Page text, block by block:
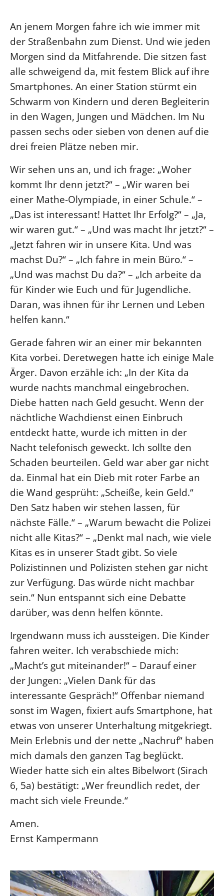
An jenem Morgen fahre ich wie immer mit
der Straßenbahn zum Dienst. Und wie jeden
Morgen sind da Mitfahrende. Die sitzen fast
alle schweigend da, mit festem Blick auf ihre
Smartphones. An einer Station stürmt ein
Schwarm von Kindern und deren Begleiterin
in den Wagen, Jungen und Mädchen. Im Nu
passen sechs oder sieben von denen auf die
drei freien Plätze neben mir.
Wir sehen uns an, und ich frage: „Woher
kommt Ihr denn jetzt?“ – „Wir waren bei
einer Mathe-Olympiade, in einer Schule.“ –
„Das ist interessant! Hattet Ihr Erfolg?“ – „Ja,
wir waren gut.“ – „Und was macht Ihr jetzt?“ –
„Jetzt fahren wir in unsere Kita. Und was
machst Du?“ – „Ich fahre in mein Büro.“ –
„Und was machst Du da?“ – „Ich arbeite da
für Kinder wie Euch und für Jugendliche.
Daran, was ihnen für ihr Lernen und Leben
helfen kann.“
Gerade fahren wir an einer mir bekannten
Kita vorbei. Deretwegen hatte ich einige Male
Ärger. Davon erzähle ich: „In der Kita da
wurde nachts manchmal eingebrochen.
Diebe hatten nach Geld gesucht. Wenn der
nächtliche Wachdienst einen Einbruch
entdeckt hatte, wurde ich mitten in der
Nacht telefonisch geweckt. Ich sollte den
Schaden beurteilen. Geld war aber gar nicht
da. Einmal hat ein Dieb mit roter Farbe an
die Wand gesprüht: „Scheiße, kein Geld.“
Den Satz haben wir stehen lassen, für
nächste Fälle.“ – „Warum bewacht die Polizei
nicht alle Kitas?“ – „Denkt mal nach, wie viele
Kitas es in unserer Stadt gibt. So viele
Polizistinnen und Polizisten stehen gar nicht
zur Verfügung. Das würde nicht machbar
sein.“ Nun entspannt sich eine Debatte
darüber, was denn helfen könnte.
Irgendwann muss ich aussteigen. Die Kinder
fahren weiter. Ich verabschiede mich:
„Macht’s gut miteinander!“ – Darauf einer
der Jungen: „Vielen Dank für das
interessante Gespräch!“ Offenbar niemand
sonst im Wagen, fixiert aufs Smartphone, hat
etwas von unserer Unterhaltung mitgekriegt.
Mein Erlebnis und der nette „Nachruf“ haben
mich damals den ganzen Tag beglückt.
Wieder hatte sich ein altes Bibelwort (Sirach
6, 5a) bestätigt: „Wer freundlich redet, der
macht sich viele Freunde.“
Amen.
Ernst Kampermann
Personalausschuss
LANDESKIRCHENAMT
Willkommen
Kollegium
Abteilungen des Landeskirchenamts
Rechnungsprüfungsamt
Fachstelle Sexualisierte Gewalt
Beschwerdestellen
Kirchenämter
Gleichstellung
Datenschutz
Geschäftsstelle Landessynode
LANDESSYNODE
27. Landessynode
Kontakt
Hintergrund
MITARBEIT
Beruf
Freie Stellen
BIBLIOTHEK & ARCHIV
SERVICE
Älterwerden im Pfarrberuf
Beteiligungsverfahren
Beschwerdestellen
Ephoralbüro
Finanzplanung
Fundraising
IT-Service
Corporate Design
Interventionsplan
Kantine Speiseplan
Kirchliches Amtsblatt
Klimaschutzgesetz
Kunstreferat
NKVK
Öffentlichkeitsarbeit
Personalausschuss
Projektmanagement
Recht
Terminstundenplaner
Lutherische Kirche
Glaubensbekenntnis
Positionen
Ökumene
Religionen
KLIMASCHUTZ
Nachhaltigkeit
Erneuerbare Energien
Mobilität
Naturschutz
Gebäude
Datenschutz
Kontakt
Barrierefreiheit
Presse
Freie Stellen
Service für Gemeinden
Suche